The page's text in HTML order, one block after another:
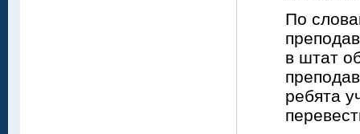
По
в штат
ребята